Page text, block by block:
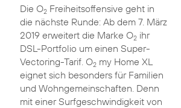
Die O2Freiheitsoffensive geht in
die nächste Runde: Ab dem 7. März
2019 erweitert die Marke O2ihr
DSL-Portfolio um einen Super-
Vectoring-Tarif. O2my Home XL
eignet sich besonders für Familien
und Wohngemeinschaften. Denn
mit einer Surfgeschwindigkeit von